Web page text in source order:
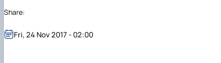
Виховна та спортивна робота
Fri, 24 Nov 2017 - 02:00
Share: